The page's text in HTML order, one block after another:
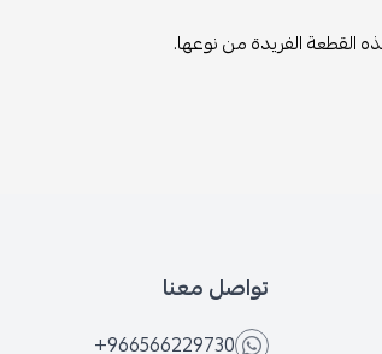
القطعة الفريدة من نوعها.
تواصل معنا
+966566229730